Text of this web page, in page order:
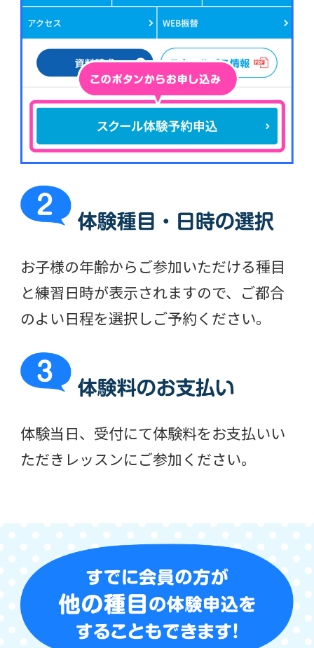
お子様の年齢からご参加いただける種目
と練習日時が表示されますので、ご都合
のよい日程を選択しご予約ください。
体験当日、受付にて体験料をお支払いい
ただきレッスンにご参加ください。